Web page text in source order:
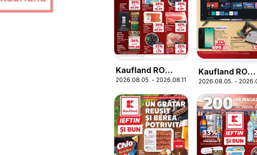
Kaufland RO
akciós újság
2026.08.05. - 2026.08.11.
Kaufland RO
București
2026.08.05. -